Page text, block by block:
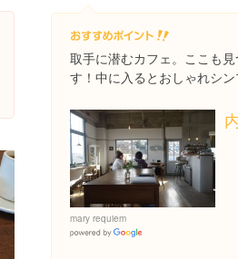
取手に潜むカフェ。ここも
す！中に入るとおしゃれシン
mary requiem